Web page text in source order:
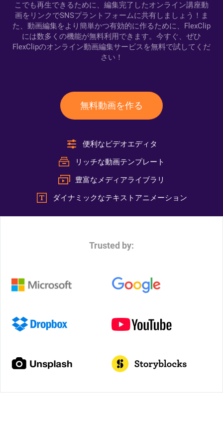
こでも再生できるために、編集完了したオンライン講座動
画をリンクでSNSプラントフォームに共有しましょう！ま
た、動画編集をより簡単かつ有効的に作るために、FlexClip
には数多くの機能が無料利用できます。今すぐ、ぜひ
FlexClipのオンライン動画編集サービスを無料で試してくだ
さい！
無料動画を作る
便利なビデオエディタ
リッチな動画テンプレート
豊富なメディアライブラリ
ダイナミックなテキストアニメーション
Trusted by: